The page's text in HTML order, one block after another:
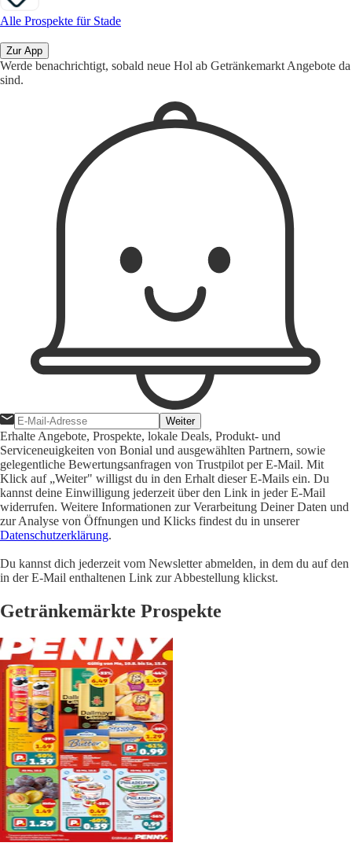
Alle Prospekte für Stade
Zur App
Werde benachrichtigt, sobald neue Hol ab Getränkemarkt Angebote da
sind.
Weiter
Erhalte Angebote, Prospekte, lokale Deals, Produkt- und
Serviceneuigkeiten von Bonial und ausgewählten Partnern, sowie
gelegentliche Bewertungsanfragen von Trustpilot per E-Mail. Mit
Klick auf „Weiter" willigst du in den Erhalt dieser E-Mails ein. Du
kannst deine Einwilligung jederzeit über den Link in jeder E-Mail
widerrufen. Weitere Informationen zur Verarbeitung Deiner Daten und
zur Analyse von Öffnungen und Klicks findest du in unserer
Datenschutzerklärung.
Du kannst dich jederzeit vom Newsletter abmelden, in dem du auf den
in der E-Mail enthaltenen Link zur Abbestellung klickst.
Getränkemärkte Prospekte